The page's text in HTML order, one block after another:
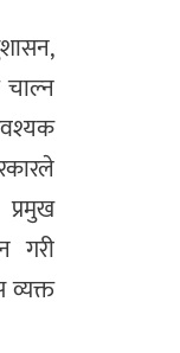
चाल्न
गरी
व्यक्त